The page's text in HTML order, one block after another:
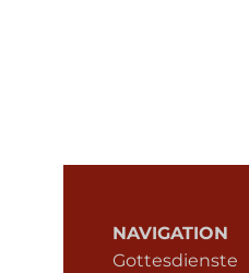
NAVIGATION
Gottesdienste